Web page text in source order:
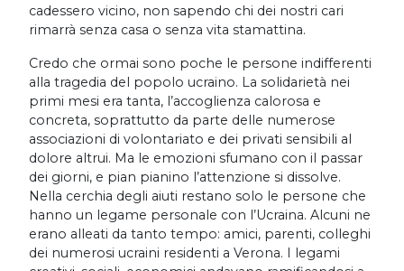
cadessero vicino, non sapendo chi dei nostri cari
rimarrà senza casa o senza vita stamattina.
Credo che ormai sono poche le persone indifferenti
alla tragedia del popolo ucraino. La solidarietà nei
primi mesi era tanta, l’accoglienza calorosa e
concreta, soprattutto da parte delle numerose
associazioni di volontariato e dei privati sensibili al
dolore altrui. Ma le emozioni sfumano con il passar
dei giorni, e pian pianino l’attenzione si dissolve.
Nella cerchia degli aiuti restano solo le persone che
hanno un legame personale con l’Ucraina. Alcuni ne
erano alleati da tanto tempo: amici, parenti, colleghi
dei numerosi ucraini residenti a Verona. I legami